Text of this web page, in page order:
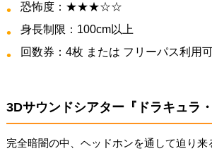
恐怖度：★★★☆☆
身長制限：100cm以上
回数券：4枚 または フリーパス利用
3Dサウンドシアター『ドラキュラ
完全暗闇の中、ヘッドホンを通して迫り来